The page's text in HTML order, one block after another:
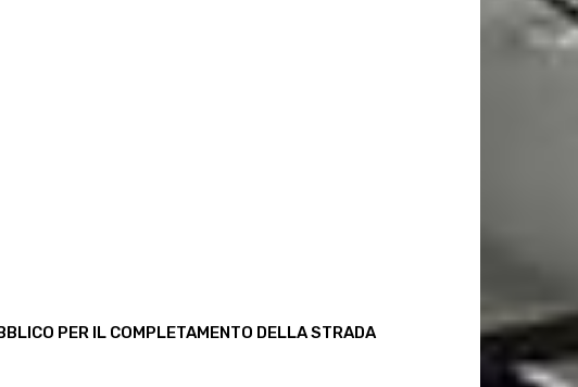
PER IL COMPLETAMENTO DELLA STRADA